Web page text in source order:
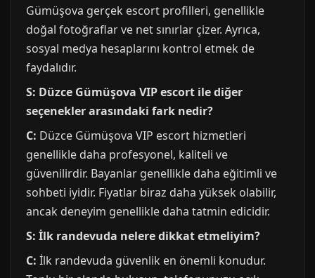
Gümüşova gerçek escort profilleri, genellikle
doğal fotoğraflar ve net sınırlar çizer. Ayrıca,
sosyal medya hesaplarını kontrol etmek de
faydalıdır.
S: Düzce Gümüşova VIP escort ile diğer
seçenekler arasındaki fark nedir?
C: Düzce Gümüşova VIP escort hizmetleri
genellikle daha profesyonel, kaliteli ve
güvenilirdir. Bayanlar genellikle daha eğitimli ve
sohbeti iyidir. Fiyatlar biraz daha yüksek olabilir,
ancak deneyim genellikle daha tatmin edicidir.
S: İlk randevuda nelere dikkat etmeliyim?
C: İlk randevuda güvenlik en önemli konudur.